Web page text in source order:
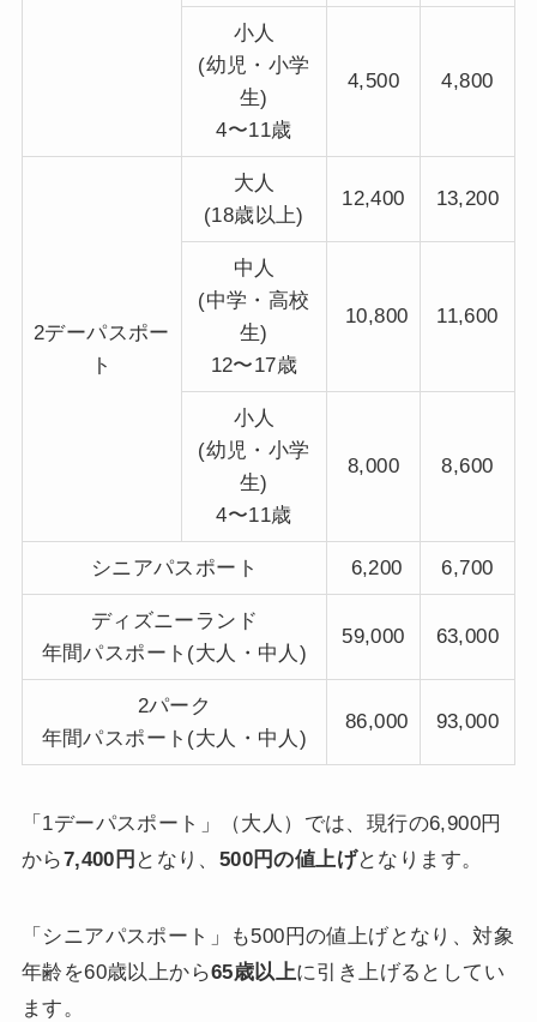
小人
(幼児・小学
生)
4〜11歳
4,500 4,800
2デーパスポー
ト
大人
(18歳以上)
12,400 13,200
中人
(中学・高校
生)
12〜17歳
10,800 11,600
小人
(幼児・小学
生)
4〜11歳
8,000 8,600
シニアパスポート 6,200 6,700
ディズニーランド
年間パスポート(大人・中人)
59,000 63,000
2パーク
年間パスポート(大人・中人)
86,000 93,000
「1デーパスポート」（大人）では、現行の6,900円
から7,400円 となり、 500円の値上げとなります。
「シニアパスポート」も500円の値上げとなり、対象
年齢を60歳以上から65歳以上に引き上げるとしてい
ます。